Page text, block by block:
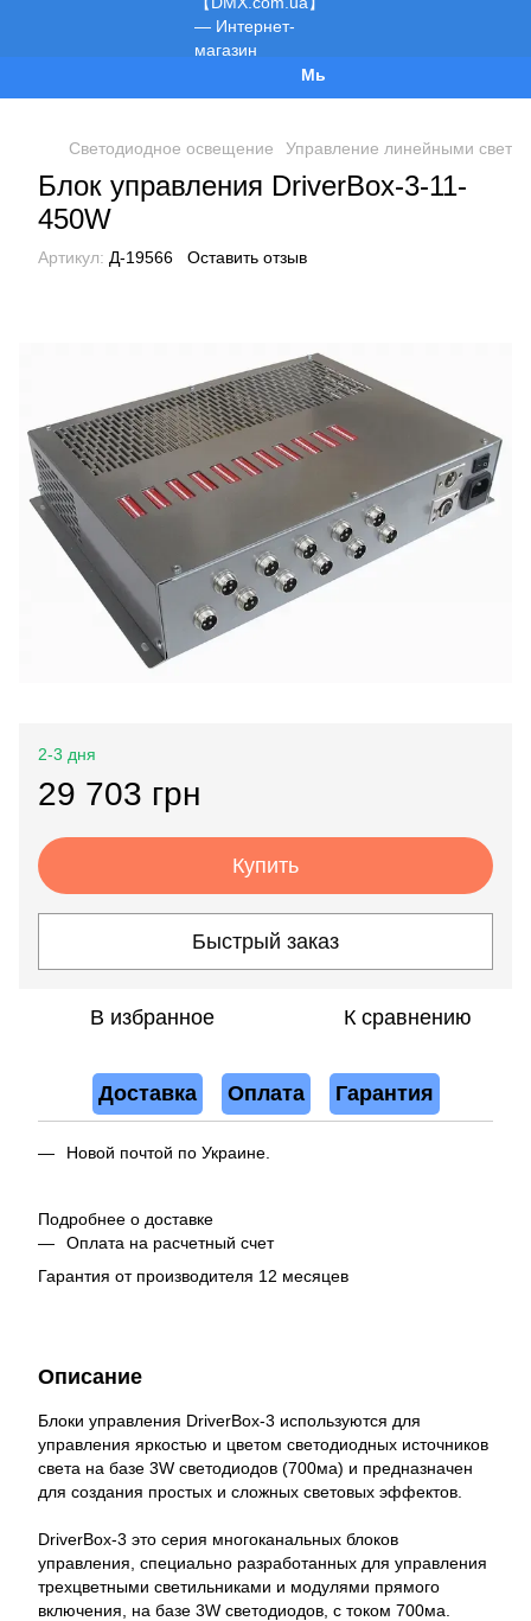
Мы работаем!
Светодиодное освещение Управление линейными
Блок управления DriverBox-3-11-
450W
Артикул: Д-19566 Оставить отзыв
2-3 дня
29 703 грн
Купить
Быстрый заказ
В избранное К сравнению
Доставка Оплата Гарантия
Новой почтой по Украине.
Подробнее о доставке
Оплата на расчетный счет
Гарантия от производителя 12 месяцев
Описание
Блоки управления DriverBox-3 используются для
управления яркостью и цветом светодиодных источников
света на базе 3W светодиодов (700ма) и предназначен
для создания простых и сложных световых эффектов.
DriverBox-3 это серия многоканальных блоков
управления, специально разработанных для управления
трехцветными светильниками и модулями прямого
включения, на базе 3W светодиодов, с током 700ма.